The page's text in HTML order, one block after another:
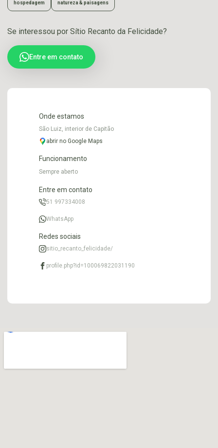
hospedagem natureza & paisagens
Se interessou por Sítio Recanto da Felicidade?
Entre em contato
Onde estamos
São Luiz, interior de Capitão
abrir no Google Maps
Funcionamento
Sempre aberto
Entre em contato
51 997334008
WhatsApp
Redes sociais
sitio_recanto_felicidade/
profile.php?id=100069822031190